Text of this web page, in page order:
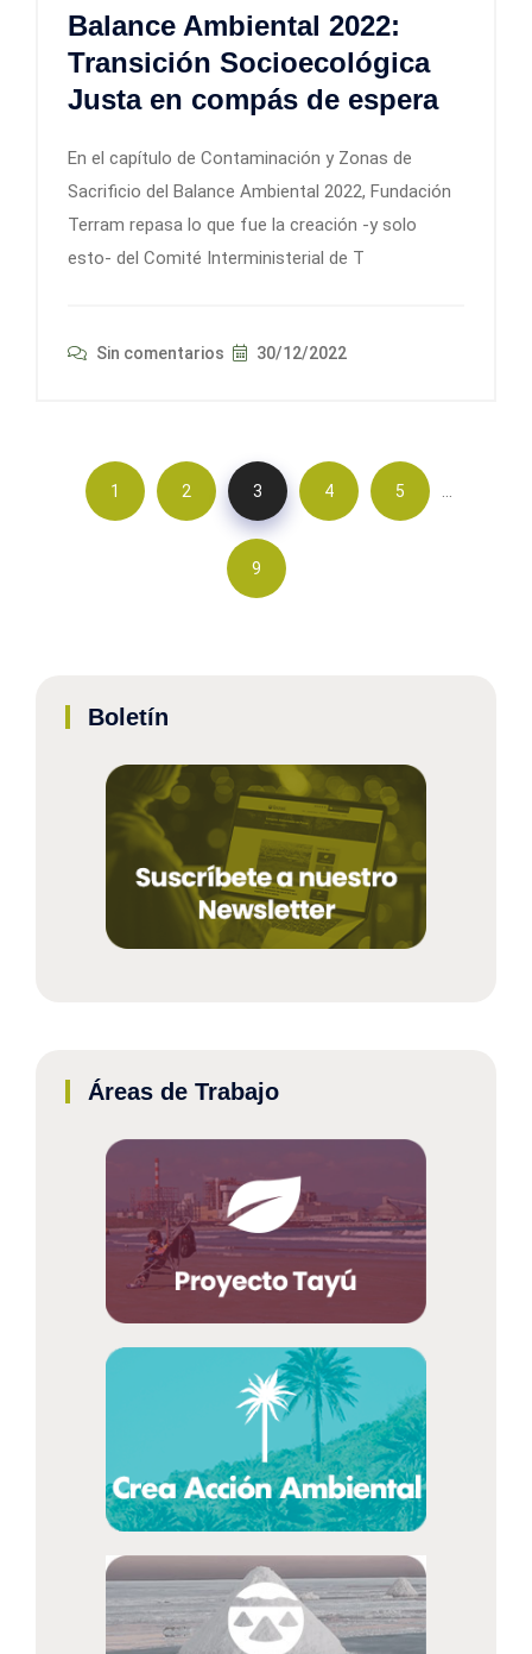
Balance Ambiental 2022:
Transición Socioecológica
Justa en compás de espera
En el capítulo de Contaminación y Zonas de
Sacrificio del Balance Ambiental 2022, Fundación
Terram repasa lo que fue la creación -y solo
esto- del Comité Interministerial de T
Sin comentarios 30/12/2022
1 2 3 4 5 …
9
Boletín
Áreas de Trabajo